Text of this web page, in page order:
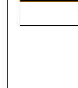
CAMBIAR REGIÓN